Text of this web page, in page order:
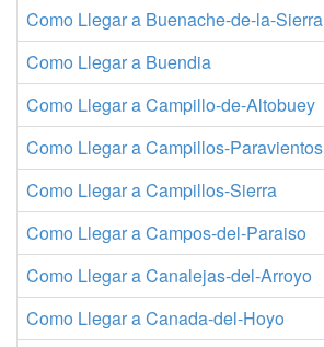
Como Llegar a Buenache-de-la-Sierra
Como Llegar a Buendia
Como Llegar a Campillo-de-Altobuey
Como Llegar a Campillos-Paravientos
Como Llegar a Campillos-Sierra
Como Llegar a Campos-del-Paraiso
Como Llegar a Canalejas-del-Arroyo
Como Llegar a Canada-del-Hoyo